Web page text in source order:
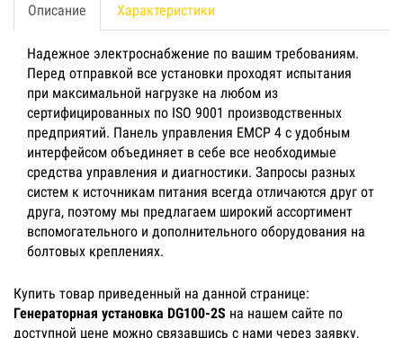
Описание Характеристики
Надежное электроснабжение по вашим требованиям.
Перед отправкой все установки проходят испытания
при максимальной нагрузке на любом из
сертифицированных по ISO 9001 производственных
предприятий. Панель управления EMCP 4 с удобным
интерфейсом объединяет в себе все необходимые
средства управления и диагностики. Запросы разных
систем к источникам питания всегда отличаются друг от
друга, поэтому мы предлагаем широкий ассортимент
вспомогательного и дополнительного оборудования на
болтовых креплениях.
Купить товар приведенный на данной странице:
Генераторная установка DG100-2S на нашем сайте по
доступной цене можно связавшись с нами через заявку,